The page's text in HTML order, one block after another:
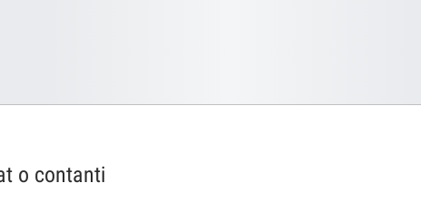
o contanti